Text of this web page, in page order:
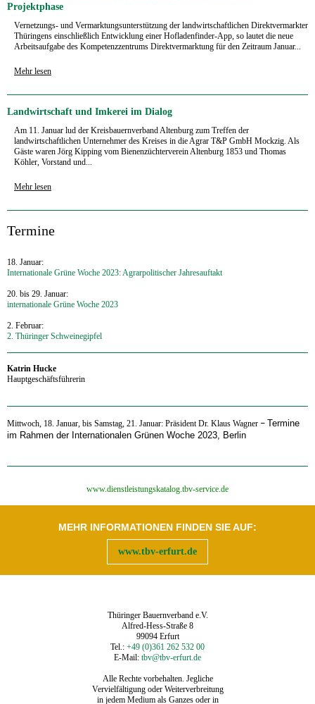
Projektphase
Vernetzungs- und Vermarktungsunterstützung der landwirtschaftlichen Direktvermarkter
Thüringens einschließlich Entwicklung einer Hofladenfinder-App, so lautet die neue
Arbeitsaufgabe des Kompetenzzentrums Direktvermarktung für den Zeitraum Januar...
Mehr lesen
Landwirtschaft und Imkerei im Dialog
Am 11. Januar lud der Kreisbauernverband Altenburg zum Treffen der
landwirtschaftlichen Unternehmer des Kreises in die Agrar T&P GmbH Mockzig. Als
Gäste waren Jörg Kipping vom Bienenzüchterverein Altenburg 1853 und Thomas
Köhler, Vorstand und...
Mehr lesen
‍Termine
18. Januar:
Internationale Grüne Woche 2023: Agrarpolitischer Jahresauftakt
20. bis 29. Januar:
internationale Grüne Woche 2023
2. Februar:
2. Thüringer Schweinegipfel
‍Katrin Hucke
Hauptgeschäftsführerin
‍Mittwoch, 18. Januar, bis Samstag, 21. Januar: Präsident Dr. Klaus Wagner – Termine
im Rahmen der Internationalen Grünen Woche 2023, Berlin
‍www.dienstleistungskatalog.tbv-service.de
MEHR INFORMATIONEN FINDEN SIE AUF:
www.tbv-erfurt.de
Thüringer Bauernverband e.V.
Alfred-Hess-Straße 8
99094 Erfurt
Tel.: +49 (0)361 262 532 00
E-Mail: tbv@tbv-erfurt.de
Alle Rechte vorbehalten. Jegliche
Vervielfältigung oder Weiterverbreitung
in jedem Medium als Ganzes oder in